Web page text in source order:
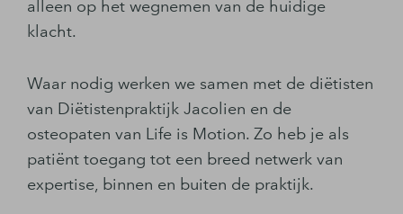
alleen op het wegnemen van de huidige
klacht.
Waar nodig werken we samen met de diëtisten
van Diëtistenpraktijk Jacolien en de
osteopaten van Life is Motion. Zo heb je als
patiënt toegang tot een breed netwerk van
expertise, binnen en buiten de praktijk.